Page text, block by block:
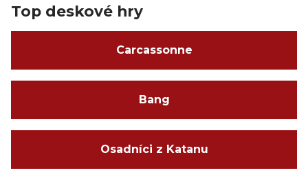
Top deskové hry
Carcassonne
Bang
Osadníci z Katanu